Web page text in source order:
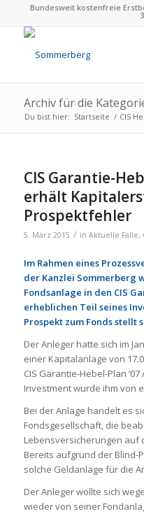
Bundesweit kostenfreie
Archiv für die
Du bist hier: Startseite / CIS
CIS Garantie-
erhält
Prospektfehler
5. März 2015 / in Aktuelle Fälle,
Im Rahmen eines
der Kanzlei Sommerberg
Fondsanlage in den CIS
erheblichen Teil seines
Prospekt zum Fonds stellt
Der Anleger hatte sich im
einer Kapitalanlage von
CIS Garantie-Hebel-Plan
Investment wurde ihm von
Bei der Anlage handelt es
Fondsgesellschaft, die
Lebensversicherungen auf
Bereits aufgrund der Blind-
solche Geldanlage für die
Der Anleger wollte sich
wieder von seiner